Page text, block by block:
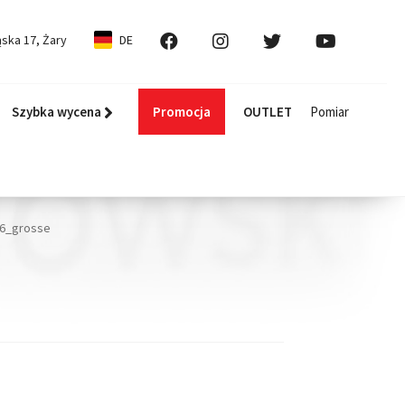
17, Żary DE
Szybka wycena Promocja OUTLET Pomiar